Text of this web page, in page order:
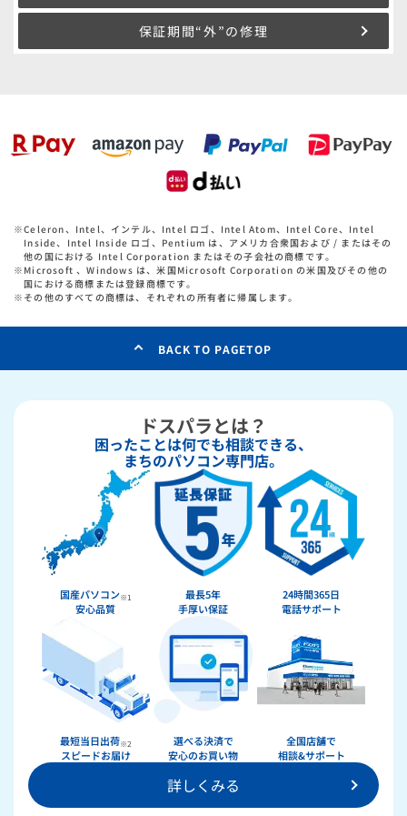
保証期間“外”の修理
※Celeron、Intel、インテル、Intel ロゴ、Intel Atom、Intel Core、Intel
Inside、Intel Inside ロゴ、Pentium は、アメリカ合衆国および / またはその
他の国における Intel Corporation またはその子会社の商標です。
※ Microsoft 、Windows は、米国Microsoft Corporation の米国及びその他の
国における商標または登録商標です。
※ その他のすべての商標は、それぞれの所有者に帰属します。
BACK TO PAGETOP
ドスパラとは？
困ったことは何でも相談できる、
まちのパソコン専門店。
国産パソコン※1
安心品質
最長5年
手厚い保証
24時間365日
電話サポート
最短当日出荷※2
スピードお届け
選べる決済で
安心のお買い物
全国店舗で
相談&サポート
詳しくみる